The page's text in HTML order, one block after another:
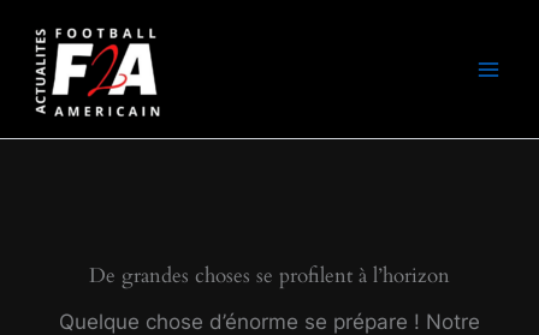
contenu
De grandes choses se profilent à l’horizon
Quelque chose d’énorme se prépare ! Notre